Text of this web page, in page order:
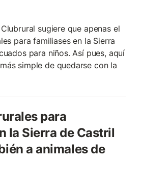
sugiere que apenas el
para familiases en la Sierra
para niños. Así pues, aquí
simple de quedarse con la
para
la Sierra de Castril
a animales de